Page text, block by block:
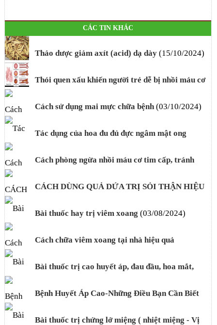
CÁC TIN KHÁC
Thảo dược giảm axít (acid) dạ dày (15/10/2024)
Thói quen xấu khiến người trẻ dễ bị nhồi máu cơ
tim (04/10/2024)
Cách sử dụng mai mực chữa bệnh (03/10/2024)
Tác dụng của hoa đu đủ đực ngâm mật ong
(01/10/2024)Cách phòng ngừa nhồi máu cơ tim cấp, tránh
nguy cơ ngừng tim(01/10/2024)
CÁCH DÙNG QUẢ DỨA TRỊ SỎI THẬN HIỆU
QUẢ(09/09/2024)
Bài thuốc hay trị viêm xoang (03/08/2024)
Cách chữa viêm xoang tại nhà hiệu quả
(03/08/2024)Bài thuốc trị cao huyết áp, đau đầu, hoa mắt,
chóng mặt(22/07/2024)
Bệnh Huyết Áp Cao-Những Điều Bạn Cần Biết
(22/07/2024)Bài thuốc trị chứng lở miệng ( nhiệt miệng - Vị